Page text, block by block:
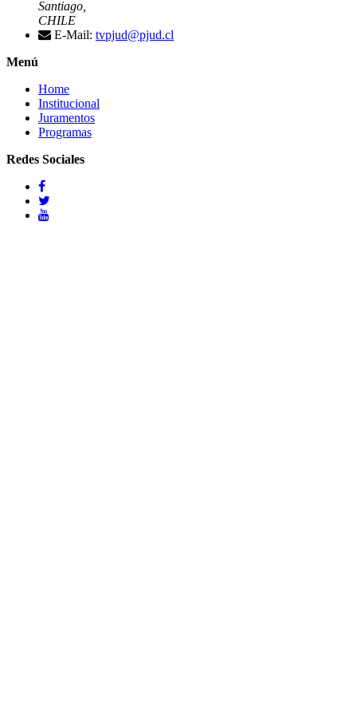
Santiago,
CHILE
E-Mail: tvpjud@pjud.cl
Menú
Home
Institucional
Juramentos
Programas
Redes Sociales